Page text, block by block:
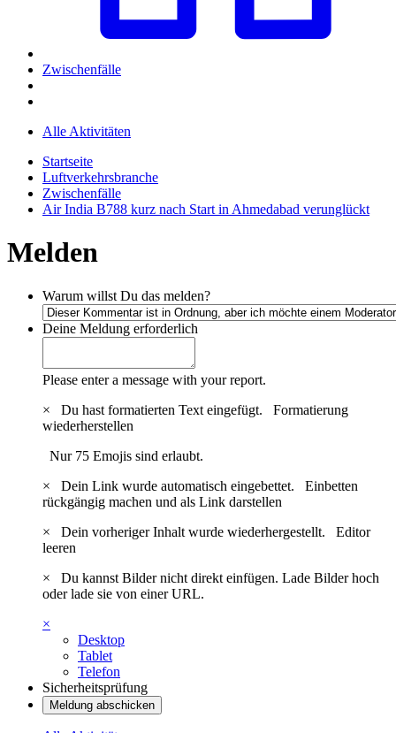
Zwischenfälle
Alle Aktivitäten
Startseite
Luftverkehrsbranche
Zwischenfälle
Air India B788 kurz nach Start in Ahmedabad verunglückt
Melden
Warum willst Du das melden?
Deine Meldung erforderlich
Please enter a message with your report.
×
Du hast formatierten Text eingefügt. Formatierung
wiederherstellen
Nur 75 Emojis sind erlaubt.
×
Dein Link wurde automatisch eingebettet. Einbetten
rückgängig machen und als Link darstellen
×
Dein vorheriger Inhalt wurde wiederhergestellt. Editor
leeren
×
Du kannst Bilder nicht direkt einfügen. Lade Bilder hoch
oder lade sie von einer URL.
×
Desktop
Tablet
Telefon
Sicherheitsprüfung
Meldung abschicken